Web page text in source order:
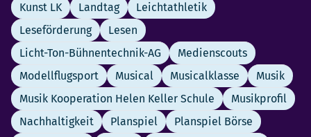
Kunst LK
Landtag
Leichtathletik
Leseförderung
Lesen
Licht-Ton-Bühnentechnik-AG
Medienscouts
Modellflugsport
Musical Musicalklasse
Musik
Musik Kooperation Helen Keller Schule
Musikprofil
Nachhaltigkeit
Planspiel
Planspiel Börse